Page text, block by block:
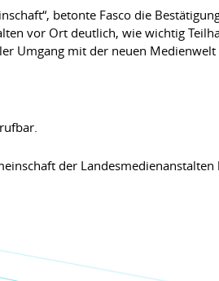
betonte Fasco die
vor Ort deutlich, wie wichtig
Umgang mit der neuen Medienwelt
der